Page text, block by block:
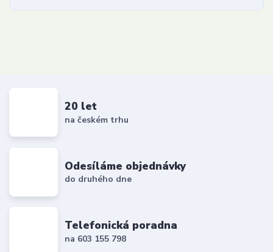
20 let
na českém trhu
Odesíláme objednávky
do druhého dne
Telefonická poradna
na 603 155 798